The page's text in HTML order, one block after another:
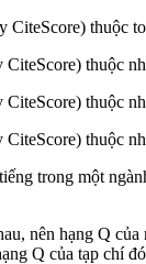
CiteScore) thuộc
thuộc
thuộc
thuộc
trong một
nên hạng Q của
Q của tạp chí